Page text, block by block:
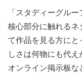
「スタディーグル
核心部分に触れるネ
て作品を見る方に
しさは何物にも代
オンライン掲示板